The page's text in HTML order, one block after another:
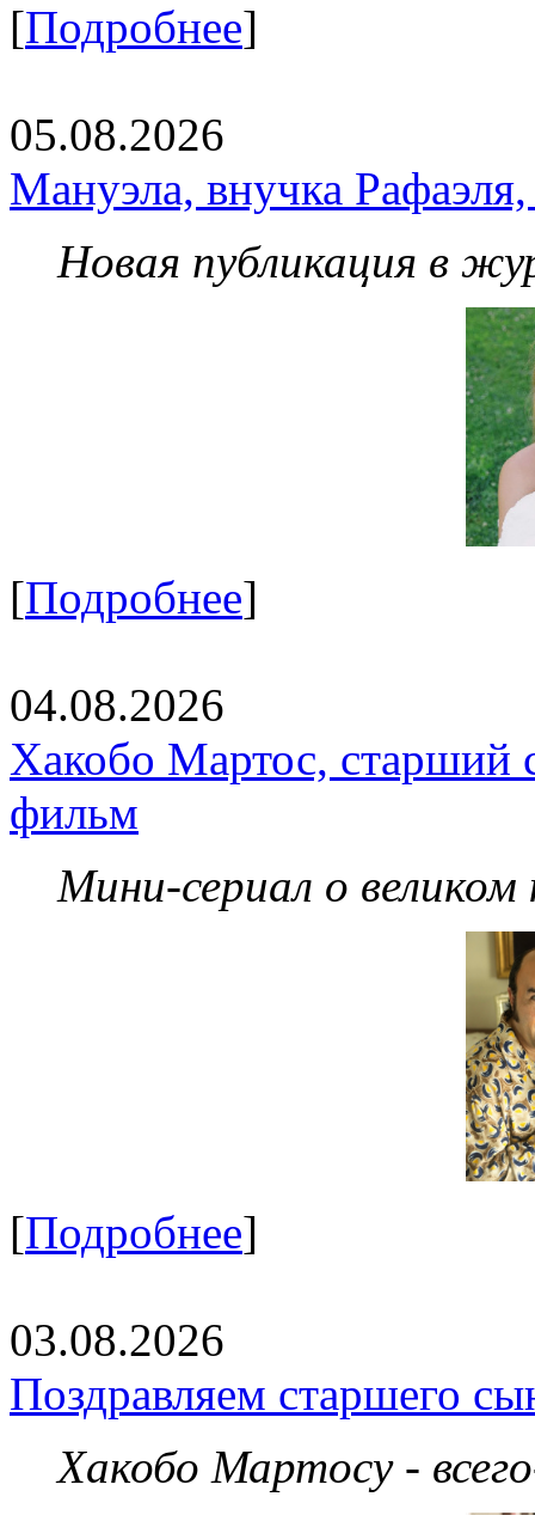
[Подробнее]
05.08.2026
Мануэла, внучка
Новая публикация в
[Подробнее]
04.08.2026
Хакобо Мартос, старший
фильм
Мини-сериал о великом
[Подробнее]
03.08.2026
Поздравляем старшего
Хакобо Мартосу -